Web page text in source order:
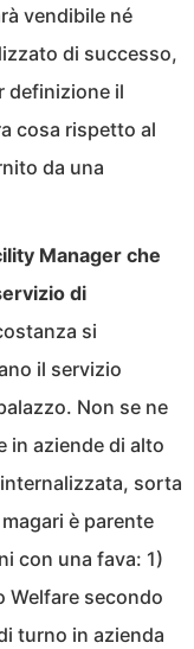
vendibile né
di successo,
definizione il
cosa rispetto al
da una
Manager che
di
si
il servizio
Non se ne
in aziende di alto
sorta
è parente
con una fava: 1)
Welfare secondo
turno in azienda